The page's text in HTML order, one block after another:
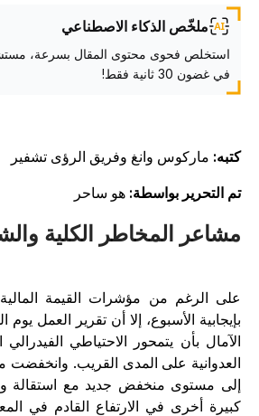
ملخّص الذكاء الاصطناعي
استخلص فحوى محتوى المقال بسرعة،
في غضون 30 ثانية فقط!
ماركوس وانغ وفريق الرؤى تشفير
التحرير بواسطة:هو ساحر
المخاطر الكلية
الرغم من مؤشرات القيمة المالية
الأسبوع، إلا أن تقرير العمل يوم
بأن يتمحور الاحتياطي الفيدرالي
على المدى القريب. وانخفضت
مستوى منخفض جديد مع استقالة
أخرى في الارتفاع القادم في